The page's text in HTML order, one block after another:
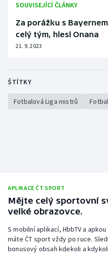
SOUVISEJÍCÍ ČLÁNKY
Za porážku s
celý tým, hlesl Onana
21. 9. 2023
ŠTÍTKY
Fotbalová Liga mistrů Fotbal
APLIKACE ČT SPORT
Mějte celý sportovní
velké obrazovce.
S mobilní aplikací, HbbTV a
máte ČT sport vždy po ruce.
bonusový obsah kdekoli a